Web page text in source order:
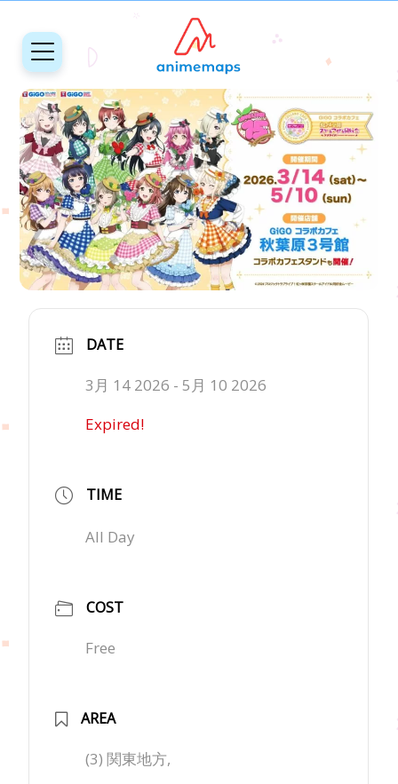
DATE
3月 14 2026 - 5月 10 2026
Expired!
TIME
All Day
COST
Free
AREA
(3) 関東地方,